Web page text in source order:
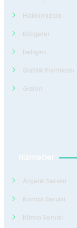
Hakkımızda
Bölgeler
İletişim
Gizlilik Politikası
Galeri
Hizmetler
Arçelik Servisi
Kombi Servisi
Klima Servisi